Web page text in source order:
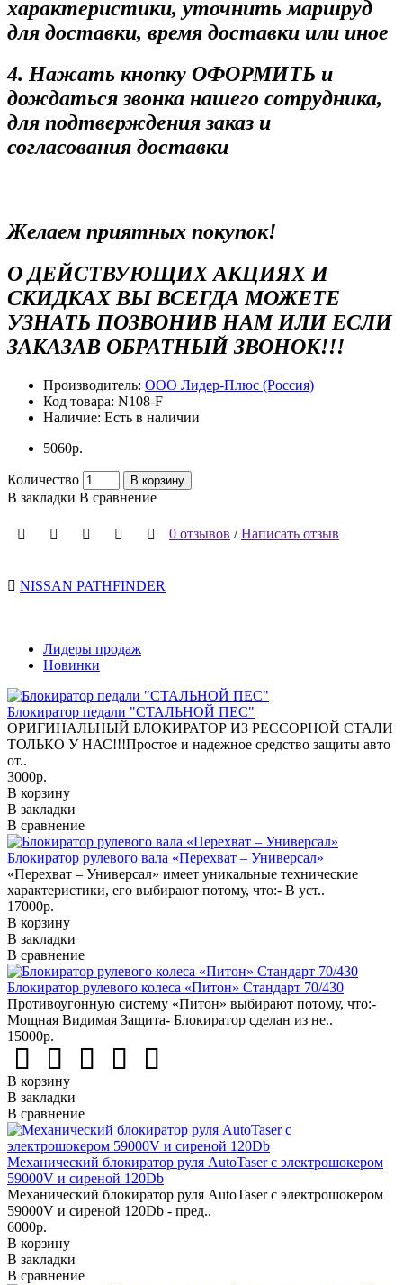
характеристики, уточнить маршруд
для доставки, время доставки или иное
4. Нажать кнопку ОФОРМИТЬ и
дождаться звонка нашего сотрудника,
для подтверждения заказ и
согласования доставки
Желаем приятных покупок!
О ДЕЙСТВУЮЩИХ АКЦИЯХ И
СКИДКАХ ВЫ ВСЕГДА МОЖЕТЕ
УЗНАТЬ ПОЗВОНИВ НАМ ИЛИ ЕСЛИ
ЗАКАЗАВ ОБРАТНЫЙ ЗВОНОК!!!
Производитель: ООО Лидер-Плюс (Россия)
Код товара: N108-F
Наличие: Есть в наличии
5060р.
Количество В корзину
В закладки В сравнение
0 отзывов /Написать отзыв
NISSAN PATHFINDER
Лидеры продаж
Новинки
Блокиратор педали "СТАЛЬНОЙ ПЕС"
ОРИГИНАЛЬНЫЙ БЛОКИРАТОР ИЗ РЕССОРНОЙ СТАЛИ
ТОЛЬКО У НАС!!!Простое и надежное средство защиты авто
от..
3000р.
В корзину
В закладки
В сравнение
Блокиратор рулевого вала «Перехват – Универсал»
«Перехват – Универсал» имеет уникальные технические
характеристики, его выбирают потому, что:- В уст..
17000р.
В корзину
В закладки
В сравнение
Блокиратор рулевого колеса «Питон» Стандарт 70/430
Противоугонную систему «Питон» выбирают потому, что:-
Мощная Видимая Защита- Блокиратор сделан из не..
15000р.
В корзину
В закладки
В сравнение
Механический блокиратор руля AutoTaser с электрошокером
59000V и сиреной 120Db
Механический блокиратор руля AutoTaser с электрошокером
59000V и сиреной 120Db - пред..
6000р.
В корзину
В закладки
В сравнение